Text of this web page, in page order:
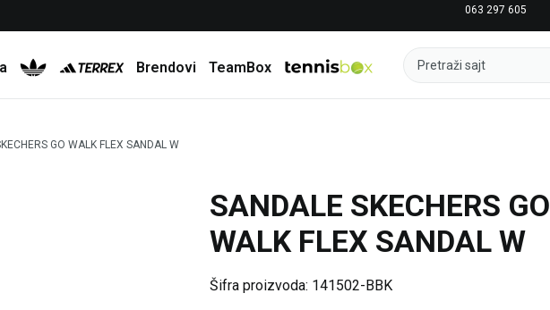
063 297 605
Brendovi TeamBox Pretraži sajt
GO WALK FLEX SANDAL W
SANDALE SKECHERS GO
WALK FLEX SANDAL W
Šifra proizvoda: 141502-BBK